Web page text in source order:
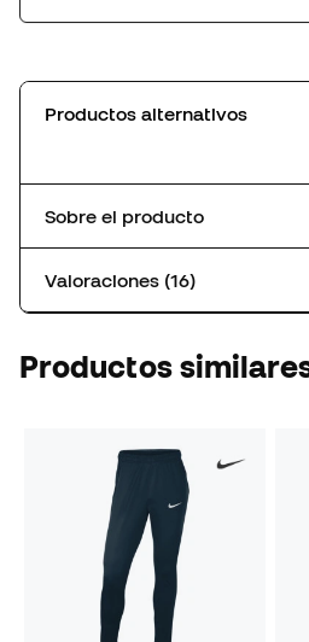
Productos alternativos
Sobre el producto
Valoraciones (16)
Productos